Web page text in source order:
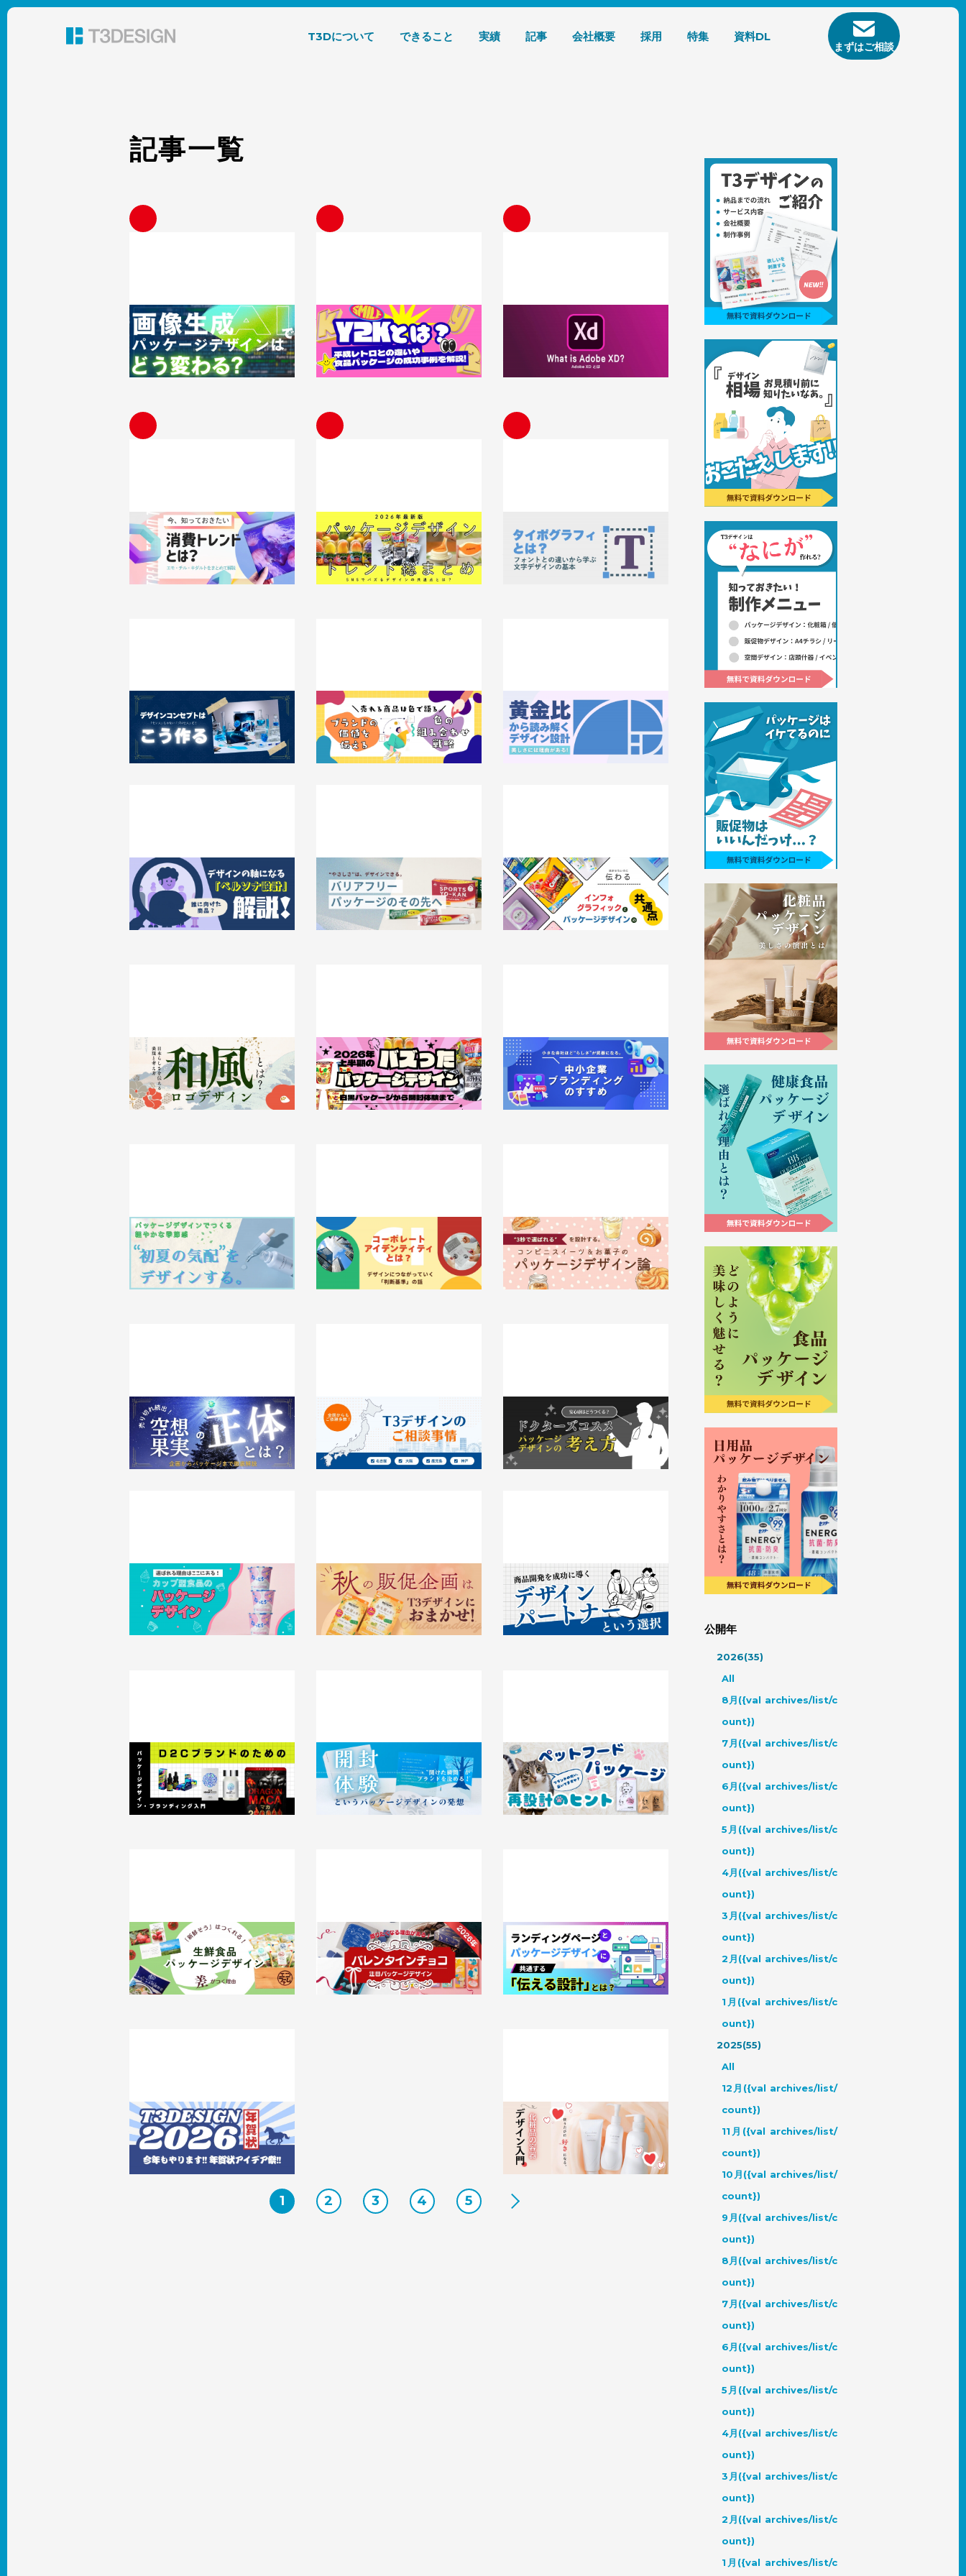
東京都渋谷のパッケージデザイン・グラフィックデザイン 株式会社T3デザイン
T3Dについて できること 実績 記事 会社概要 採用 特集 資料DL
まずはご相談
記事一覧
画像生成AIでパッケージデザインはど
う変わる？おすすめツールと活用事例
2026.08.04 知識 / ノウハウ
Y2Kデザインとは？平成レトロとの違
いや食品パッケージの成功事例を解説
2026.08.04 知識 / ノウハウ
Adobe XDとは？基本・プロトタイ
プ・データ共有・便利機能までまとめて
2026.08.03 知識 / ノウハウ
エモ消費とは？Z世代に刺さる商品特
徴とブランディングについて解説
2026.07.27 知識 / ノウハウ
【2026年最新版】パッケージデザイン
トレンド総まとめ｜SNSでバズるデ
ザインの共通点とは？
2026.07.24 知識 / ノウハウ
タイポグラフィとは？フォントとの違
いから学ぶ、文字デザインの基本
2026.07.24 知識 / ノウハウ
「センス」じゃない「プロセス」だ！デザ
インコンセプトはこう作る
2026.07.01 事例
売れる商品は色で語る。ブランド価値
を伝える色の組み合わせ戦略
2026.06.22 事例
美しさには理由がある！黄金比から読
み解くデザイン設計
2026.06.22 知識 / ノウハウ
「誰に向けた商品？」デザインの軸にな
る「ペルソナ設計」を解説！
2026.06.12
知識 / ノウハウ
“やさしさ”は、デザインできる。 バリ
アフリーパッケージのその先へ
2026.06.05 事例
「読ませないのに伝わる」。インフォグ
ラフィックとパッケージデザインの共
通点
2026.05.29 事例
和風ロゴデザインとは？日本らしさを
伝える表現と考え方
2026.05.21 事例
白黒パッケージから開封体験まで。2
026年上半期のバズったパッケージ
デザイン
2026.05.18 知識 / ノウハウ
小さな会社ほど“らしさ”が武器にな
る。中小企業ブランディングのすすめ
2026.05.13 事例
“初夏の気配”をデザインする。パッケ
ージデザインでつくる軽やかな季節感
2026.04.30 事例
コーポレートアイデンティティとは？
デザインにつながっていく「判断基
準」の話
2026.04.28
知識 / ノウハウ
“3秒で選ばれる”を設計する。コンビ
ニスイーツ＆お菓子のパッケージデザ
イン論
2026.04.20 事例
売り切れ続出『空想果実』の正体とは？
企画からパッケージまで徹底解説
2026.04.16 事例
大阪・名古屋など全国からもご依頼多
数！T3デザインのご相談事情
2026.04.08
事例
安心感はどうつくる？ドクターズコス
メ パッケージデザインの考え方
2026.03.31 知識 / ノウハウ
選ばれる理由はここにある。カップ型
食品のパッケージデザインのポイント
2026.03.26 事例
秋の販促企画はT3デザインにおまか
せ！〜トレンド予想とお役立ち資料を
ご紹介
2026.03.24 事例
商品開発を成功に導く「デザインパー
トナー」という選択
2026.03.12
事例
D2Cブランドのためのパッケージデ
ザイン・ブランディング入門
2026.03.05 事例
“開けた瞬間”がブランドを決める！ 開
封体験というパッケージデザインの発
2026.02.26 事例
ブランドの想い、届いてますか？ペッ
トフードパッケージ再設計のヒント
2026.02.26 事例
生鮮食品パッケージデザインで差がつ
く理由 ––––「新鮮そう」はつくれる！
2026.02.24 事例
贈りたくなる理由がある。2026年バ
レンタインチョコの注目パッケージデ
2026.02.10
事例
ランディングページとパッケージデザ
インに共通する「伝える設計」とは？
2026.02.03 事例
2026年T3デザインの年賀状作り！
2026.02.02
T3のコト
使うたびに好きになる。化粧品の容器
デザイン入門
2026.01.29
事例
1 2 3 4 5
公開年
2026(35)
All
8月({val archives/list/c
ount})
7月({val archives/list/c
ount})
6月({val archives/list/c
ount})
5月({val archives/list/c
ount})
4月({val archives/list/c
ount})
3月({val archives/list/c
ount})
2月({val archives/list/c
ount})
1月({val archives/list/c
ount})
2025(55)
All
12月({val archives/list/
count})
11月({val archives/list/
count})
10月({val archives/list/
count})
9月({val archives/list/c
ount})
8月({val archives/list/c
ount})
7月({val archives/list/c
ount})
6月({val archives/list/c
ount})
5月({val archives/list/c
ount})
4月({val archives/list/c
ount})
3月({val archives/list/c
ount})
2月({val archives/list/c
ount})
1月({val archives/list/c